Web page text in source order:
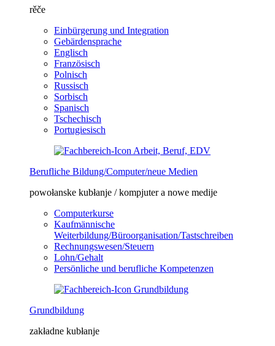
rěče
Einbürgerung und Integration
Gebärdensprache
Englisch
Französisch
Polnisch
Russisch
Sorbisch
Spanisch
Tschechisch
Portugiesisch
Berufliche Bildung/Computer/neue Medien
powołanske kubłanje / kompjuter a nowe medije
Computerkurse
Kaufmännische
Weiterbildung/Büroorganisation/Tastschreiben
Rechnungswesen/Steuern
Lohn/Gehalt
Persönliche und berufliche Kompetenzen
Grundbildung
zakładne kubłanje